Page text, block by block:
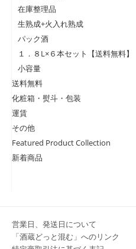
在庫整理品
生熟成+火入れ熟成
パック酒
１．８L×６本セット【送料無料】
小容量
送料無料
化粧箱・熨斗・包装
運賃
その他
Featured Product Collection
新着商品
営業日、発送日について
「酒蔵どっと混む」へのリンク